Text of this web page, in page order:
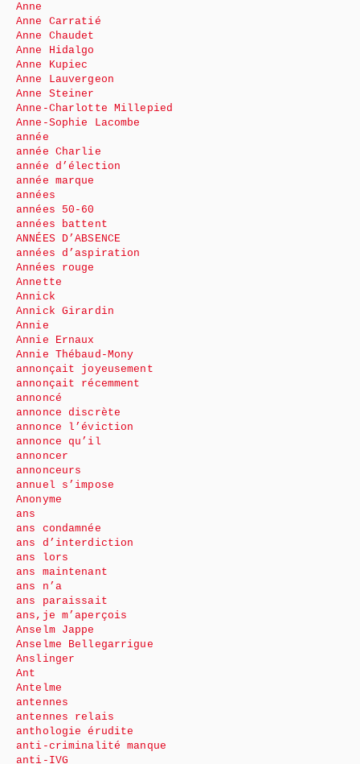
Anne
Anne Carratié
Anne Chaudet
Anne Hidalgo
Anne Kupiec
Anne Lauvergeon
Anne Steiner
Anne-Charlotte Millepied
Anne-Sophie Lacombe
année
année Charlie
année d’élection
année marque
années
années 50-60
années battent
ANNÉES D’ABSENCE
années d’aspiration
Années rouge
Annette
Annick
Annick Girardin
Annie
Annie Ernaux
Annie Thébaud-Mony
annonçait joyeusement
annonçait récemment
annoncé
annonce discrète
annonce l’éviction
annonce qu’il
annoncer
annonceurs
annuel s’impose
Anonyme
ans
ans condamnée
ans d’interdiction
ans lors
ans maintenant
ans n’a
ans paraissait
ans,je m’aperçois
Anselm Jappe
Anselme Bellegarrigue
Anslinger
Ant
Antelme
antennes
antennes relais
anthologie érudite
anti-criminalité manque
anti-IVG